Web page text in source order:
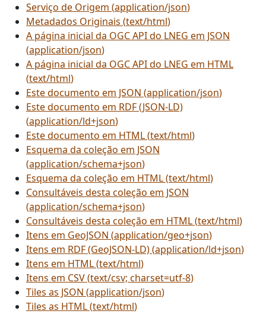
Serviço de Origem (application/json)
Metadados Originais (text/html)
A página inicial da OGC API do LNEG em JSON
(application/json)
A página inicial da OGC API do LNEG em HTML
(text/html)
Este documento em JSON (application/json)
Este documento em RDF (JSON-LD)
(application/ld+json)
Este documento em HTML(text/html)
Esquema da coleção em JSON
(application/schema+json)
Esquema da coleção em HTML(text/html)
Consultáveis desta coleção em JSON
(application/schema+json)
Consultáveis desta coleção em HTML(text/html)
Itens em GeoJSON (application/geo+json)
Itens em RDF (GeoJSON-LD)(application/ld+json)
Itens em HTML(text/html)
Itens em CSV(text/csv; charset=utf-8)
Tiles as JSON (application/json)
Tiles as HTML(text/html)